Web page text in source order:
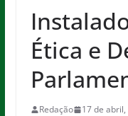
Ética e
Redação 17 de